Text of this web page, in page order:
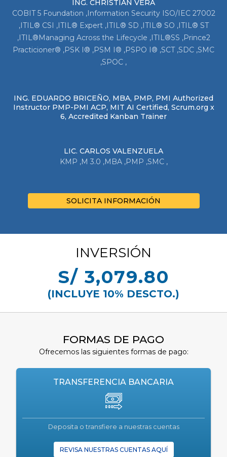
ING. CHRISTIAN VERA
COBIT 5 Foundation ,Information Security ISO/IEC 27002
,ITIL® CSI ,ITIL® Expert ,ITIL® SD ,ITIL® SO ,ITIL® ST
,ITIL®Managing Across the Lifecycle ,ITIL®SS ,Prince2
Practicioner® ,PSK I® ,PSM I® ,PSPO I® ,SCT ,SDC ,SMC
,SPOC ,
ING. EDUARDO BRICEÑO, MBA, PMP, PMI Authorized
Instructor PMP-PMI ACP, MIT AI Certified, Scrum.org x
6, Accredited Kanban Trainer
LIC. CARLOS VALENZUELA
KMP ,M 3.0 ,MBA ,PMP ,SMC ,
SOLICITA INFORMACIÓN
INVERSIÓN
S/ 3,079.80
(INCLUYE 10% DESCTO.)
FORMAS DE PAGO
Ofrecemos las siguientes formas de pago:
TRANSFERENCIA BANCARIA
Deposita o transfiere a nuestras cuentas
REVISA NUESTRAS CUENTAS AQUÍ